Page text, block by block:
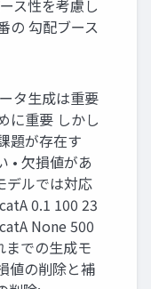
ス性を考慮し
の 勾配ブース
タ⽣成は重要
に重要 しかし
題が存在す
• ⽋損値があ
ルでは対応
0.1 100 23
None 500
での⽣成モ
値の削除と補